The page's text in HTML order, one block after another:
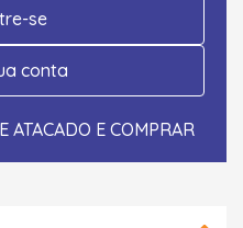
se
conta
ATACADO E COMPRAR